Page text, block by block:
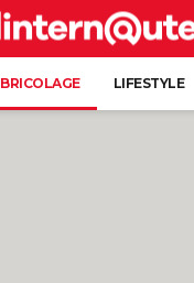
BRICOLAGE LIFESTYLE